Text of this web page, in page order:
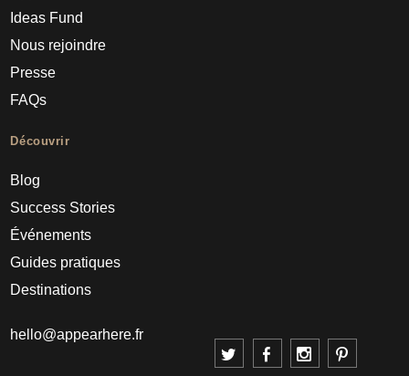
Ideas Fund
Nous rejoindre
Presse
FAQs
Découvrir
Blog
Success Stories
Événements
Guides pratiques
Destinations
hello@appearhere.fr